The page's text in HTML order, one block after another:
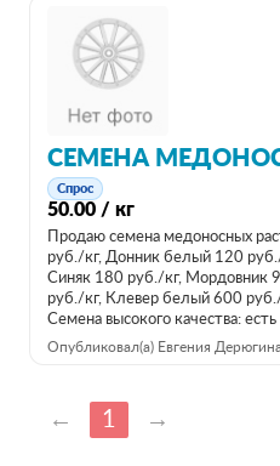
Спрос
50.00 / кг
Продаю семена медоносных
руб./кг, Донник белый 120
Синяк 180 руб./кг, Мордовник
руб./кг, Клевер белый 600
Семена высокого качества: есть
Опубликовал(а) Евгения
← 1 →